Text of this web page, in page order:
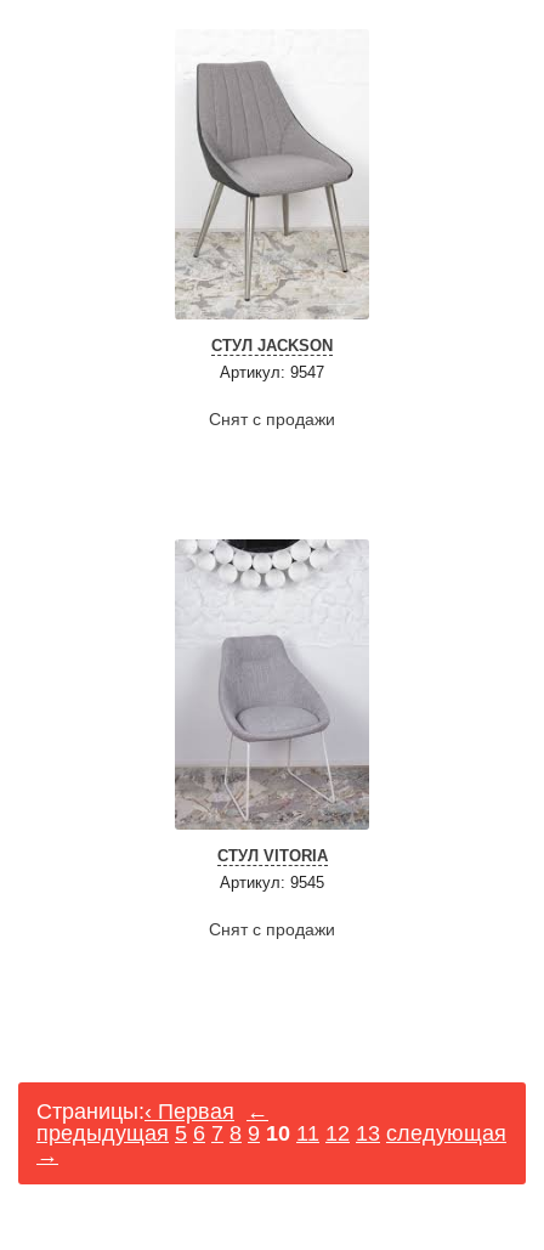
СТУЛ JACKSON
Артикул: 9547
Снят с продажи
СТУЛ VITORIA
Артикул: 9545
Снят с продажи
Страницы:‹ Первая
←
предыдущая 5 6 7 8 9 10 11 12 13 следующая
→